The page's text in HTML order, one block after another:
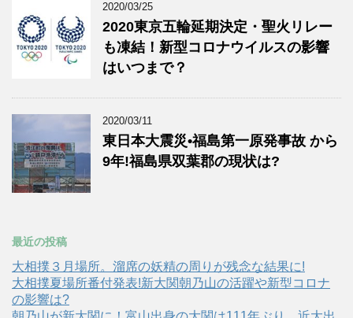
2020/03/25
2020東京五輪延期決定・聖火リレー
も凍結！新型コロナウイルスの影響
はいつまで？
2020/03/11
東日本大震災•福島第一原発事故 から
9年!福島県双葉郡の現状は?
最近の投稿
大相撲３月場所。溜席の妖精の周りが残念な結果に!
大相撲夏場所番付発表!新大関朝乃山の活躍や新型コロナ
の影響は?